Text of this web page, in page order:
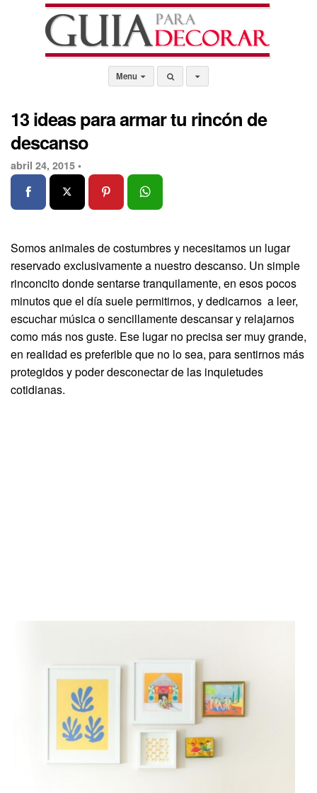
Menu
13 ideas para armar tu rincón de
descanso
abril 24, 2015 •
Somos animales de costumbres y necesitamos un lugar
reservado exclusivamente a nuestro descanso. Un simple
rinconcito donde sentarse tranquilamente, en esos pocos
minutos que el día suele permitirnos, y dedicarnos a leer,
escuchar música o sencillamente descansar y relajarnos
como más nos guste. Ese lugar no precisa ser muy grande,
en realidad es preferible que no lo sea, para sentirnos más
protegidos y poder desconectar de las inquietudes
cotidianas.